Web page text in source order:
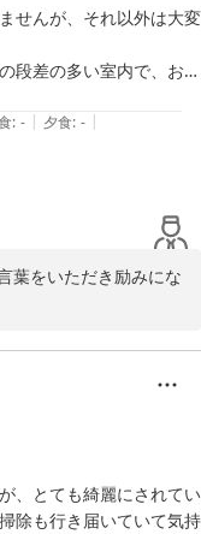
せんが、それ以外は大変
段差の多い室内で、おば
されていてお風呂やトイ
り、小さめの冷蔵庫や電
。
聞いてくださり色々と気
: - | 夕食: - |
葉をいただき励みにな
必要なのかを触れ合
さい。
、とても綺麗にされてい
除も行き届いていて気持